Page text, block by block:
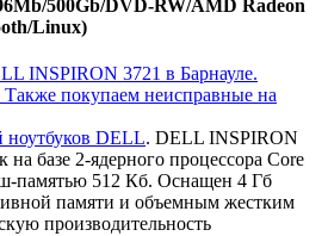
500Gb/DVD-RW/AMD Radeon
Linux)
ноутбуков DELL. DELL INSPIRON
базе 2-ядерного процессора Core
памятью 512 Кб. Оснащен 4 Гб
памяти и объемным жестким
производительность